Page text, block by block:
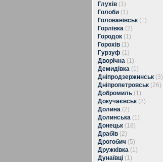
Глухів (1)
Голоби (1)
Голованівськ (1)
Горлівка (2)
Городок (1)
Горохів (1)
Гурзуф (1)
Дворічна (1)
Демидівка (1)
Дніпродзержинськ (3)
Дніпропетровськ (26)
Добромиль (1)
Докучаєвськ (2)
Долина (2)
Долинська (1)
Донецьк (18)
Драбів (2)
Дрогобич (5)
Дружківка (1)
Дунаївці (1)